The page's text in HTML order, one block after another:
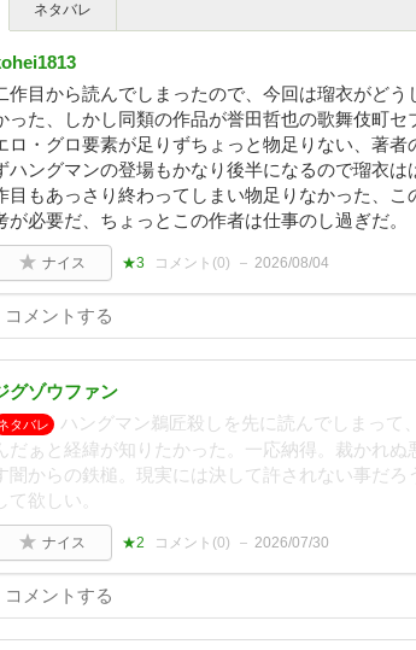
ネタバレ
作目から読んでしまったので、今回は瑠衣がど
った、しかし同類の作品が誉田哲也の歌舞伎町
ロ・グロ要素が足りずちょっと物足りない、著
ハングマンの登場もかなり後半になるので瑠衣
目もあっさり終わってしまい物足りなかった、
が必要だ、ちょっとこの作者は仕事のし過ぎだ。
ナイス ★3 コメント(0) 2026/08/04
グゾウファン
タバレ
ハングマン鵜匠殺しを先に読んでしまって
だぁと経緯が知りたかった。一応納得。裁かれ
闇からの鉄槌。現実には決して許されない事だ
て欲しい。
ナイス ★2 コメント(0) 2026/07/30